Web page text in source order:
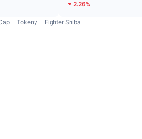
2.26%
Tokeny Fighter Shiba